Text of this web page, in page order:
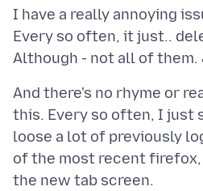
I have a really annoying
Every so often, it just..
And there's no rhyme or
this. Every so often, I just
loose a lot of previously
of the most recent
the new tab screen.